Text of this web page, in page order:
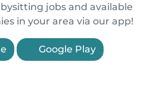
jobs and available
in your area via our app!
Google Play